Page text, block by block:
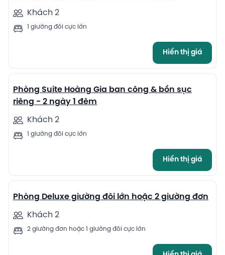
Khách 2
1 giường đôi cực lớn
Hiển thị giá
10
Phòng Suite Hoàng Gia ban công & bồn sục
riêng - 2 ngày 1 đêm
Khách 2
1 giường đôi cực lớn
Hiển thị giá
11
Phòng Deluxe giường đôi lớn hoặc 2 giường đơn
Khách 2
2 giường đơn hoặc 1 giường đôi cực lớn